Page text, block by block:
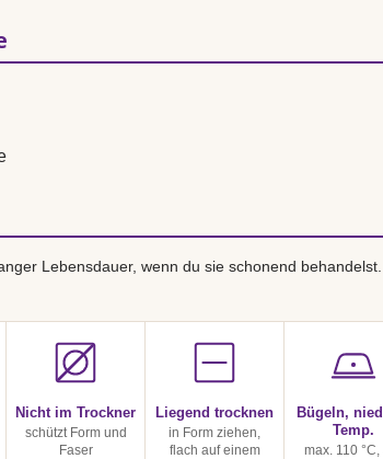
Lebensdauer, wenn du sie schonend
Nicht im Trockner
schützt Form und
Faser
Liegend trocknen
in Form ziehen,
flach auf einem
Bügeln,
Temp.
max. 110 °C,